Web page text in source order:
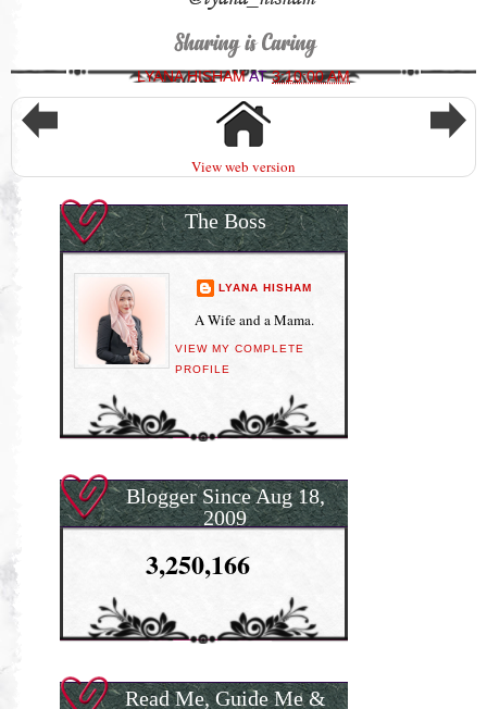
LYANA HISHAMAT3:10:00 AM
View web version
The Boss
LYANA HISHAM
A Wife and a Mama.
VIEW MY COMPLETE
PROFILE
Blogger Since Aug 18,
2009
3,250,166
Read Me, Guide Me &